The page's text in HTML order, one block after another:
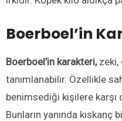
Boerboel’in
Boerboel’in karakteri, zeki,
tanımlanabilir. Özellikle
benimsediği kişilere
Bunların yanında kıskanç